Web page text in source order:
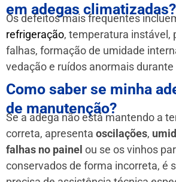
em adegas climatizadas?
Os defeitos mais frequentes
refrigeração, temperatura instável,
falhas, formação de umidade
vedação e ruídos anormais
Como saber se minha
de manutenção?
Se a adega não está mantendo a
correta, apresenta oscilações,
falhas no painel ou se os vinhos
conservados de forma incorreta, é